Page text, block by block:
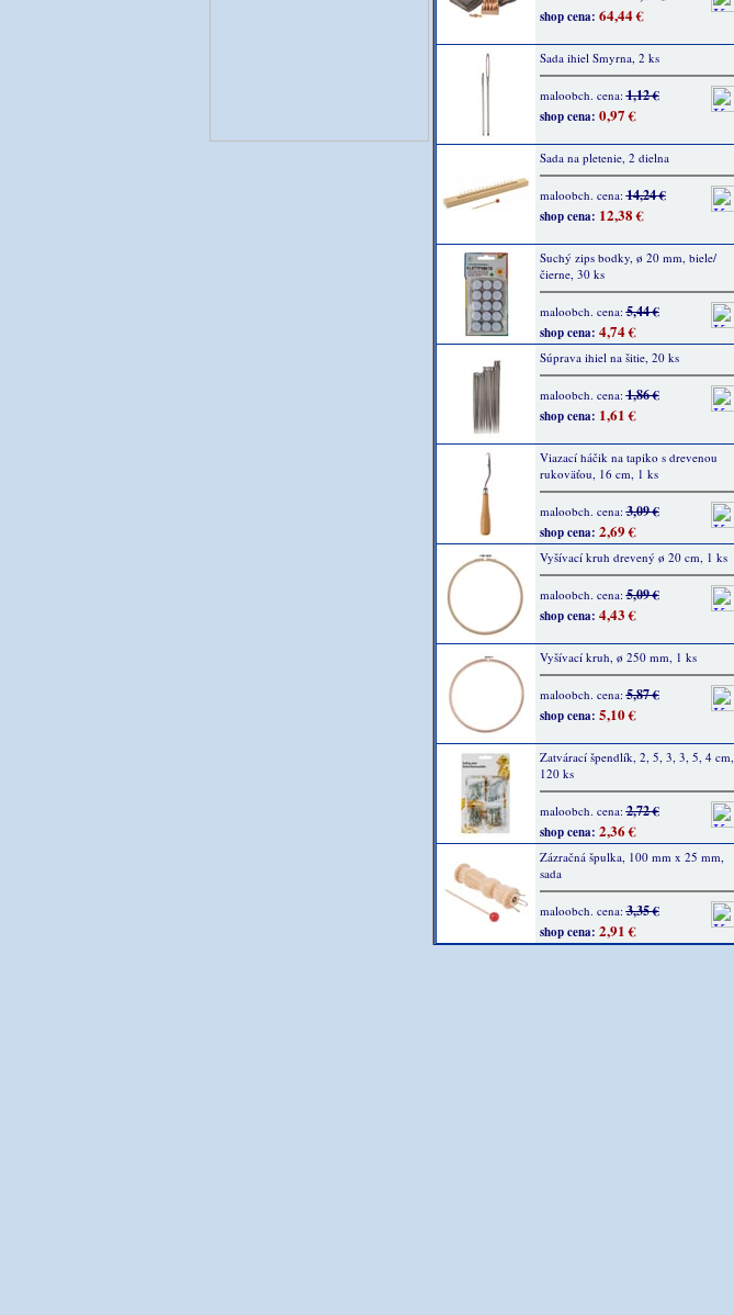
shop cena: 64,44 €
Sada ihiel Smyrna, 2 ks
maloobch. cena:1,12 €
shop cena: 0,97 €
Sada na pletenie, 2 dielna
maloobch. cena:14,24 €
shop cena: 12,38 €
Suchý zips bodky, ø 20 mm, biele/
čierne, 30 ks
maloobch. cena:5,44 €
shop cena: 4,74 €
Súprava ihiel na šitie, 20 ks
maloobch. cena:1,86 €
shop cena: 1,61 €
Viazací háčik na tapiko s drevenou
rukoväťou, 16 cm, 1 ks
maloobch. cena:3,09 €
shop cena: 2,69 €
Vyšívací kruh drevený ø 20 cm, 1 ks
maloobch. cena:5,09 €
shop cena: 4,43 €
Vyšívací kruh, ø 250 mm, 1 ks
maloobch. cena:5,87 €
shop cena: 5,10 €
Zatvárací špendlík, 2, 5, 3, 3, 5, 4 cm,
120 ks
maloobch. cena:2,72 €
shop cena: 2,36 €
Zázračná špulka, 100 mm x 25 mm,
sada
maloobch. cena:3,35 €
shop cena: 2,91 €